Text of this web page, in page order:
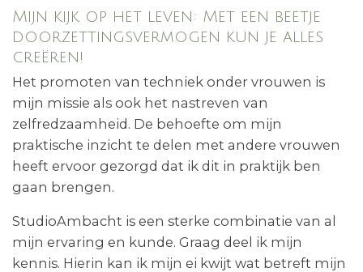
Mijn kijk op het leven: Met een beetje
doorzettingsvermogen kun je alles
creëren!
Het promoten van techniek onder vrouwen is
mijn missie als ook het nastreven van
zelfredzaamheid. De behoefte om mijn
praktische inzicht te delen met andere vrouwen
heeft ervoor gezorgd dat ik dit in praktijk ben
gaan brengen.
StudioAmbacht is een sterke combinatie van al
mijn ervaring en kunde. Graag deel ik mijn
kennis. Hierin kan ik mijn ei kwijt wat betreft mijn